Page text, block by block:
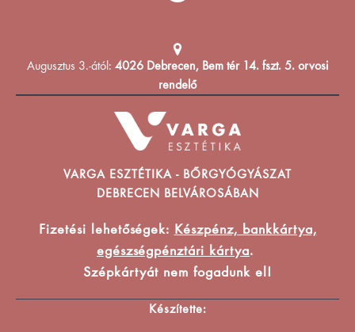
Augusztus 3.-ától: 4026 Debrecen, Bem tér 14. fszt. 5. orvosi
rendelő
VARGA ESZTÉTIKA - BŐRGYÓGYÁSZAT
DEBRECEN BELVÁROSÁBAN
Fizetési lehetőségek: Készpénz, bankkártya,
egészségpénztári kártya.
Szépkártyát nem fogadunk el!
Készítette: